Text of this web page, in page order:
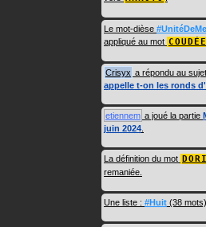
Le mot-dièse
appliqué au mot COUDÉE
Crisyx a répondu au sujet
appelle t-on les ronds
etiennem a joué la partie
juin 2024
La définition du mot
remaniée.
Une liste : #Huit (38 mots)